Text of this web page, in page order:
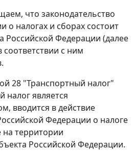
что законодательство
о налогах и сборах состоит
Российской Федерации (далее
соответствии с ним
28 "Транспортный налог"
налог является
вводится в действие
Федерации о налоге
на территории
Российской Федерации.